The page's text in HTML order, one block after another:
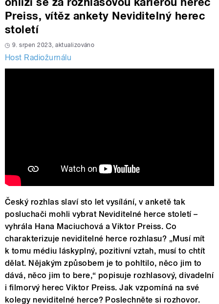
Preiss, vítěz ankety Neviditelný herec
století
9. srpen 2023, aktualizováno
Host Radiožurnálu
Český rozhlas slaví sto let vysílání, v anketě tak
posluchači mohli vybrat Neviditelné herce století –
vyhrála Hana Maciuchová a Viktor Preiss. Co
charakterizuje neviditelné herce rozhlasu? „Musí mít
k tomu médiu láskyplný, pozitivní vztah, musí to chtít
dělat. Nějakým způsobem je to pohltilo, něco jim to
dává, něco jim to bere,“ popisuje rozhlasový, divadelní
i filmorvý herec Viktor Preiss. Jak vzpomíná na své
kolegy neviditelné herce? Poslechněte si rozhovor.